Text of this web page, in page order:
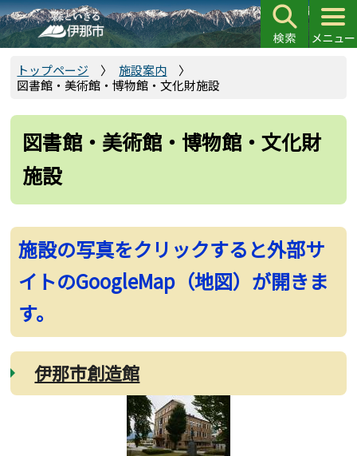
こ
の
ペ
トップページ
施設案内
図書館・美術館・博物館・文化財施設
図書館・美術館・博物館・文化財
施設
施設の写真をクリックすると外部サ
イトのGoogleMap（地図）が開きま
す。
伊那市創造館